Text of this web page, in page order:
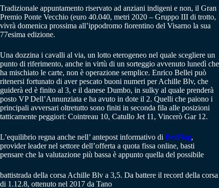
Tradizionale appuntamento riservato ad anziani indigeni e non, il Gran
Premio Ponte Vecchio (euro 40.040, metri 2020 – Gruppo III di trotto,
vivrà domenica prossima all’ippodromo fiorentino del Visarno la sua
77esima edizione.
Una dozzina i cavalli al via, un lotto eterogeneo nel quale scegliere un
punto di riferimento, anche in virtù di un sorteggio avvenuto lunedì che
ha mischiato le carte, non è operazione semplice. Enrico Bellei può
ritenersi fortunato di aver pescato buoni numeri per Achille Blv, che
guiderà ed è finito al 3, e il danese Dumbo, in sulky al quale prenderà
posto VP Dell’Annunziata e ha avuto in dote il 2. Quelli che paiono i
principali avversari oltretutto sono finiti in seconda fila alle posizioni
tatticamente peggiori: Cointreau 10, Catullo Jet 11, Vincerò Gar 12.
L’equilibrio regna anche nell’ antepost informativo di BetFlag,
provider leader nel settore dell’offerta a quota fissa online, basti
pensare che la valutazione più bassa è appunto quella del possibile
battistrada della corsa Achille Blv a 3,5. Da battere il record della corsa
di 1.12.8, ottenuto nel 2017 da Tano